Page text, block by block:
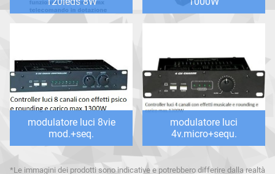
modulatore luci 8vie
mod.+seq.
modulatore luci
4v.micro+sequ.
*Le immagini dei prodotti sono indicative e potrebbero differire dalla realtà